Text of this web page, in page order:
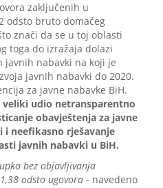
zaključenih u
odsto bruto domaćeg
znači da se u toj oblasti
toga do izražaja dolazi
nabavki na koji je
javnih nabavki do 2020.
za javne nabavke BiH.
veliki udio netransparentno
obavještenja za javne
neefikasno rješavanje
javnih nabavki u BiH.
bez objavljivanja
odsto ugovora - navedeno